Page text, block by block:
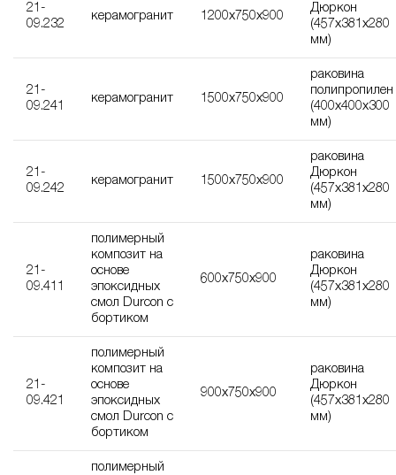
21-
09.232
керамогранит 1200х750х900
Дюркон
(457х381х280
мм)
21-
09.241
керамогранит 1500х750х900
раковина
полипропилен
(400х400х300
мм)
21-
09.242
керамогранит 1500х750х900
раковина
Дюркон
(457х381х280
мм)
21-
09.411
полимерный
композит на
основе
эпоксидных
смол Durcon с
бортиком
600х750х900
раковина
Дюркон
(457х381х280
мм)
21-
09.421
полимерный
композит на
основе
эпоксидных
смол Durcon с
бортиком
900х750х900
раковина
Дюркон
(457х381х280
мм)
полимерный